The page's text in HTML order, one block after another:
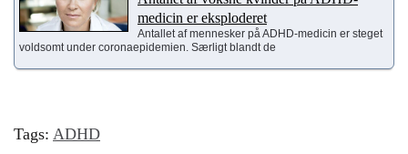
medicin er eksploderet
Antallet af mennesker på ADHD-medicin er steget
voldsomt under coronaepidemien. Særligt blandt de
Tags: ADHD